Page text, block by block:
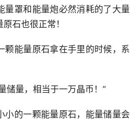
量罩和能量炮必然消耗的了大量
石也很正常！
颗能量原石拿在手里的时候，系
储量，相当于一万晶币！”
小的一颗能量原石，能量储量会